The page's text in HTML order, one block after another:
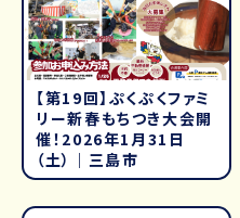
【第19回】ぷくぷくファミ
リー新春もちつき大会開
催！2026年1月31日
（土）｜三島市